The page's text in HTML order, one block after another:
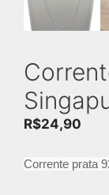
R$24,90
Corrente prata